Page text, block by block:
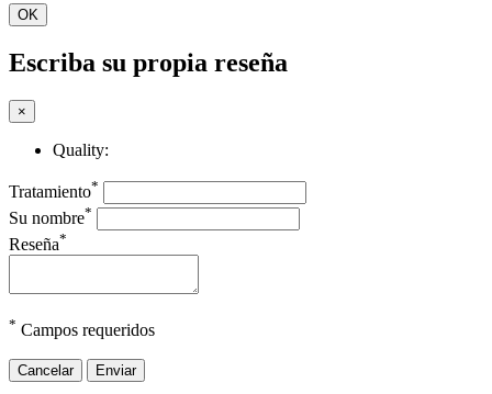
OK
Escriba su propia reseña
×
Quality:
Tratamiento*
Su nombre*
Reseña*
* Campos requeridos
Cancelar Enviar